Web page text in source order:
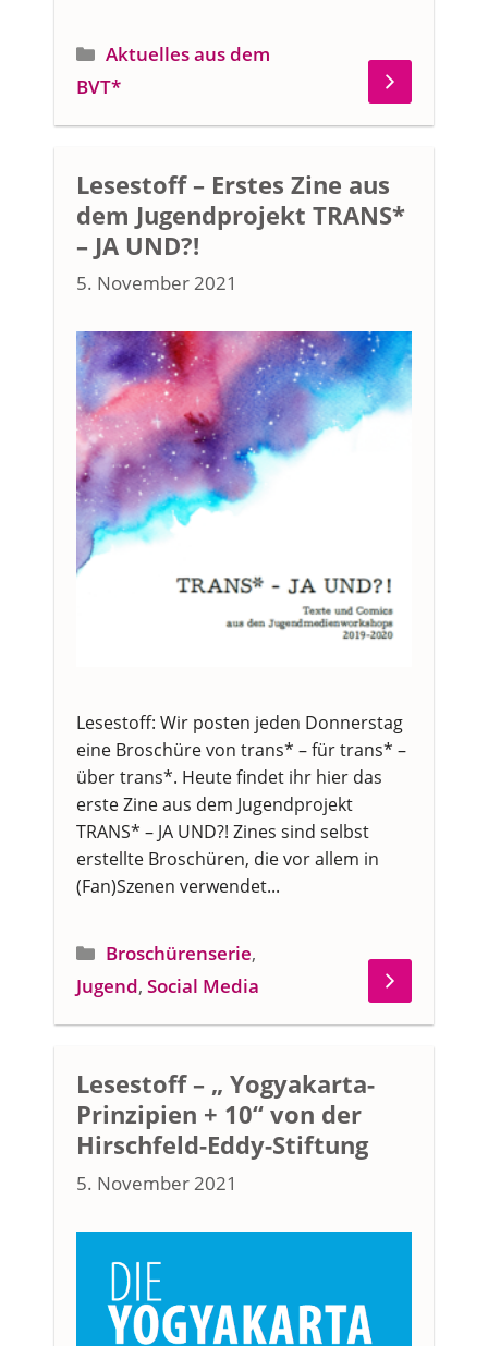
Kategorien
Aktuelles aus dem
BVT*
Lesestoff – Erstes Zine aus
dem Jugendprojekt TRANS*
– JA UND?!
5. November 2021
Lesestoff: Wir posten jeden Donnerstag
eine Broschüre von trans* – für trans* –
über trans*. Heute findet ihr hier das
erste Zine aus dem Jugendprojekt
TRANS* – JA UND?! Zines sind selbst
erstellte Broschüren, die vor allem in
(Fan)Szenen verwendet...
Kategorien
Broschürenserie,
Jugend, Social Media
Lesestoff – „ Yogyakarta-
Prinzipien + 10“ von der
Hirschfeld-Eddy-Stiftung
5. November 2021